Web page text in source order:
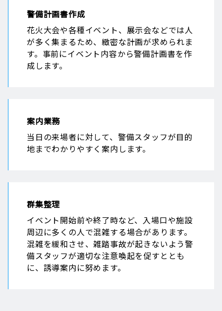
警備計画書作成
花火大会や各種イベント、展示会などでは人
が多く集まるため、緻密な計画が求められま
す。事前にイベント内容から警備計画書を作
成します。
案内業務
当日の来場者に対して、警備スタッフが目的
地までわかりやすく案内します。
群集整理
イベント開始前や終了時など、入場口や施設
周辺に多くの人で混雑する場合があります。
混雑を緩和させ、雑踏事故が起きないよう警
備スタッフが適切な注意喚起を促すととも
に、誘導案内に努めます。